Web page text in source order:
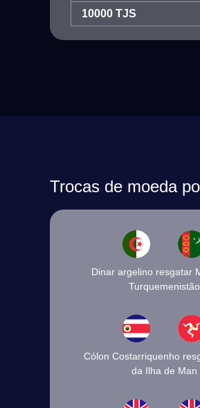
10000 TJS
Trocas de moeda
Dinar argelino resgatar
Turquemenistão
Cólon Costarriquenho
da Ilha de Man